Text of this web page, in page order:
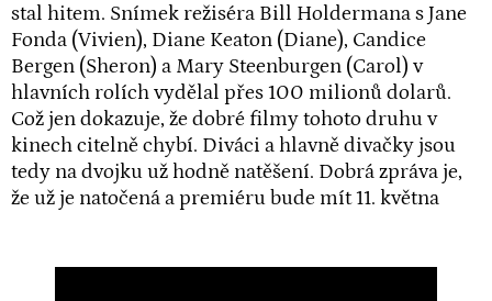
stal hitem. Snímek režiséra Bill Holdermana s Jane
Fonda (Vivien), Diane Keaton (Diane), Candice
Bergen (Sheron) a Mary Steenburgen (Carol) v
hlavních rolích vydělal přes 100 milionů dolarů.
Což jen dokazuje, že dobré filmy tohoto druhu v
kinech citelně chybí. Diváci a hlavně divačky jsou
tedy na dvojku už hodně natěšení. Dobrá zpráva je,
že už je natočená a premiéru bude mít 11. května